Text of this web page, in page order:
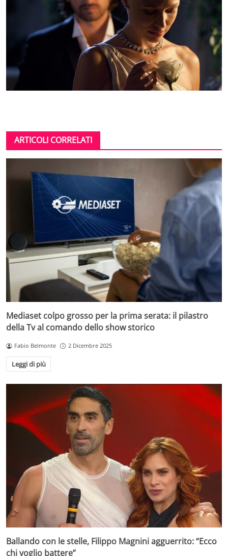
ARTICOLI CORRELATI
Mediaset colpo grosso per la prima serata: il pilastro
della Tv al comando dello show storico
Fabio Belmonte 2 Dicembre 2025
Leggi di più
Ballando con le stelle, Filippo Magnini agguerrito: “Ecco
chi voglio battere”